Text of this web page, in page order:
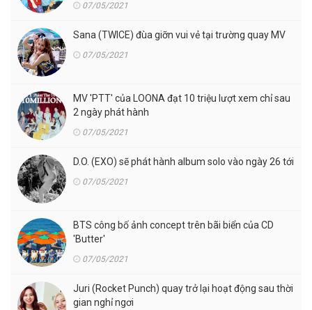
07/05/2021
Sana (TWICE) đùa giỡn vui vẻ tại trường quay MV
07/05/2021
MV 'PTT' của LOONA đạt 10 triệu lượt xem chỉ sau
2 ngày phát hành
07/05/2021
D.O. (EXO) sẽ phát hành album solo vào ngày 26 tới
07/05/2021
BTS công bố ảnh concept trên bãi biển của CD
'Butter'
07/05/2021
Juri (Rocket Punch) quay trở lại hoạt động sau thời
gian nghỉ ngơi